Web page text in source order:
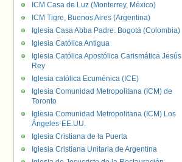
ICM Casa de Luz (Monterrey, México)
ICM Tigre, Buenos Aires (Argentina)
Iglesia Casa Abba Padre. Bogotá (Colombia)
Iglesia Católica Antigua
Iglesia Católica Apostólica Carismática Jesús
Rey
Iglesia católica Ecuménica (ICE)
Iglesia Comunidad Metropolitana (ICM) de
Toronto
Iglesia Comunidad Metropolitana (ICM) Los
Ángeles-EE.UU.
Iglesia Cristiana de la Puerta
Iglesia Cristiana Unitaria de Argentina